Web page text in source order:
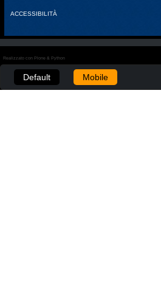
ACCESSIBILITÀ
Realizzato con Plone & Python
Default Mobile